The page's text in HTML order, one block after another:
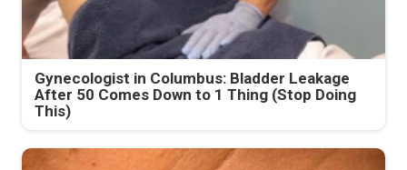
Gynecologist in Columbus: Bladder Leakage
After 50 Comes Down to 1 Thing (Stop Doing
This)